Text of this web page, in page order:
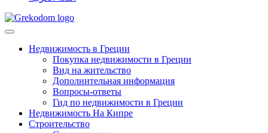
Недвижимость в Греции
Покупка недвижимости в Греции
Вид на жительство
Дополнительная информация
Вопросы-ответы
Гид по недвижимости в Греции
Недвижимость На Кипре
Строительство